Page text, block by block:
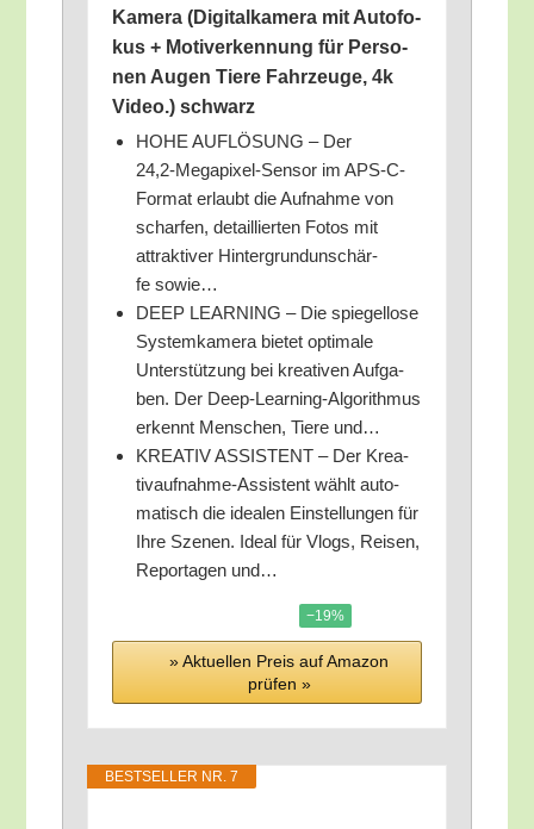
Kame­ra (Digi­tal­ka­me­ra mit Auto­fo­
kus + Motiv­erken­nung für Per­so­
nen Augen Tie­re Fahr­zeu­ge, 4k
Video.) schwarz
HOHE AUFLÖSUNG – Der
24,2‑Megapixel-Sensor im APS-C-
For­mat erlaubt die Auf­nah­me von
schar­fen, detail­lier­ten Fotos mit
attrak­ti­ver Hin­ter­grund­un­schär­
fe sowie…
DEEP LEARNING – Die spie­gel­lo­se
Sys­tem­ka­me­ra bie­tet opti­ma­le
Unter­stüt­zung bei krea­ti­ven Auf­ga­
ben. Der Deep-Lear­ning-Algo­rith­mus
erkennt Men­schen, Tie­re und…
KREATIV ASSISTENT – Der Krea­
tiv­auf­nah­me-Assis­tent wählt auto­
ma­tisch die idea­len Ein­stel­lun­gen für
Ihre Sze­nen. Ide­al für Vlogs, Rei­sen,
Repor­ta­gen und…
−19%
» Aktu­el­len Preis auf Ama­zon
prü­fen »
BEST­SEL­LER NR. 7